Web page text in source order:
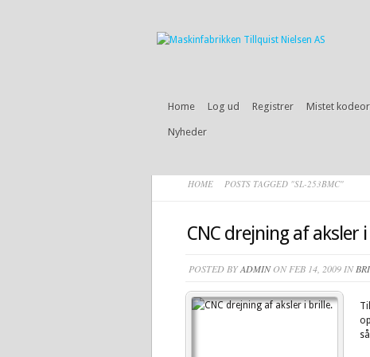
Home Log ud Registrer Mistet
Nyheder
HOME POSTS TAGGED "SL-253BMC"
CNC drejning af aksler
POSTED BYADMINON FEB 14, 2009 IN